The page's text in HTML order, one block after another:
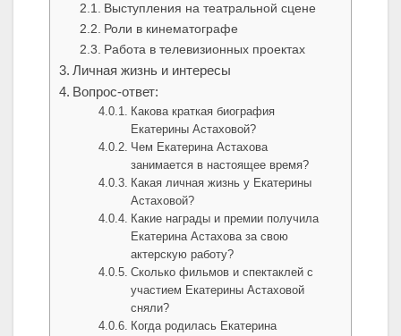
Выступления на театральной сцене
Роли в кинематографе
Работа в телевизионных проектах
Личная жизнь и интересы
Вопрос-ответ:
Какова краткая биография
Екатерины Астаховой?
Чем Екатерина Астахова
занимается в настоящее время?
Какая личная жизнь у Екатерины
Астаховой?
Какие награды и премии получила
Екатерина Астахова за свою
актерскую работу?
Сколько фильмов и спектаклей с
участием Екатерины Астаховой
сняли?
Когда родилась Екатерина